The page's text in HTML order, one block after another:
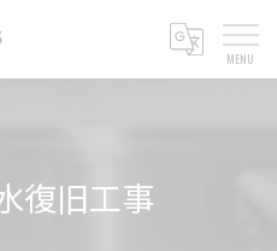
復旧工事